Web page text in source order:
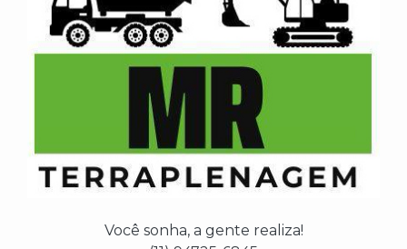
Você sonha, a gente realiza!